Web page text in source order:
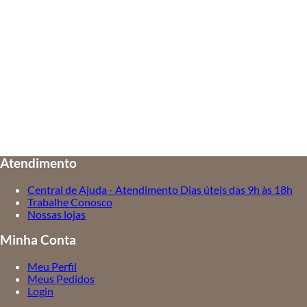
Atendimento
Central de Ajuda - Atendimento Dias úteis das 9h às 18h
Trabalhe Conosco
Nossas lojas
Minha Conta
Meu Perfil
Meus Pedidos
Login